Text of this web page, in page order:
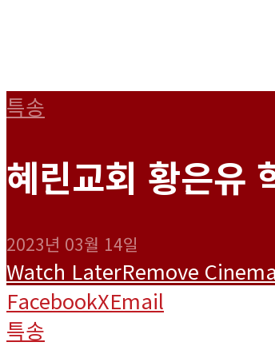
특송
혜린교회 황은유
2023년 03월 14일
Watch LaterRemove
FacebookXEmail
특송